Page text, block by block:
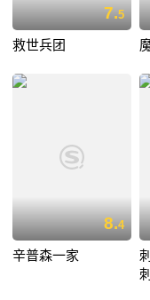
7.5
救世兵团
8.4
辛普森一家
刺